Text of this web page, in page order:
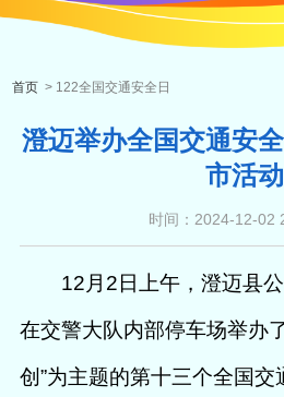
首页 > 122全国交通安全日
澄迈举办全国交通安
市活动
时间：2024-12-02
12月2日上午，澄迈县
在交警大队内部停车场举办
创”为主题的第十三个全国